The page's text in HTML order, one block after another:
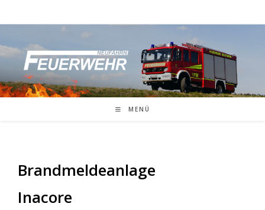
Inhalt
MENÜ
Brandmeldeanlage
Inacore